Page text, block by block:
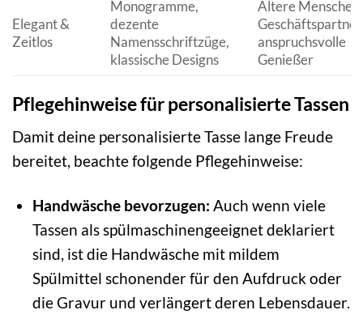
Elegant &
Zeitlos
Monogramme,
dezente
Namensschriftzüge,
klassische Designs
Ältere Menschen,
anspruchsvolle
Genießer
Pflegehinweise für personalisierte Tassen
Damit deine personalisierte Tasse lange Freude
bereitet, beachte folgende Pflegehinweise:
Handwäsche bevorzugen: Auch wenn viele
Tassen als spülmaschinengeeignet deklariert
sind, ist die Handwäsche mit mildem
Spülmittel schonender für den Aufdruck oder
die Gravur und verlängert deren Lebensdauer.